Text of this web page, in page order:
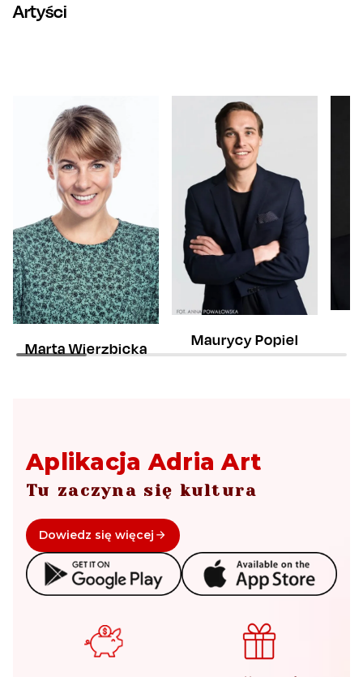
Artyści
Marta Wierzbicka Maurycy Popiel
Aplikacja Adria Art
Tu zaczyna się kultura
Dowiedz się więcej